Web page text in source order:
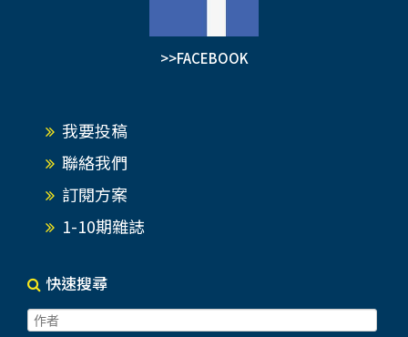
>>FACEBOOK
我要投稿
聯絡我們
訂閱方案
1-10期雜誌
快速搜尋